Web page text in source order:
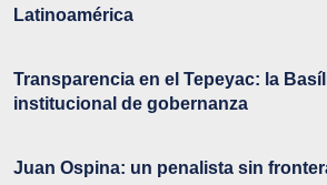
Latinoamérica
Transparencia en el Tepeyac: la
institucional de gobernanza
Juan Ospina: un penalista sin